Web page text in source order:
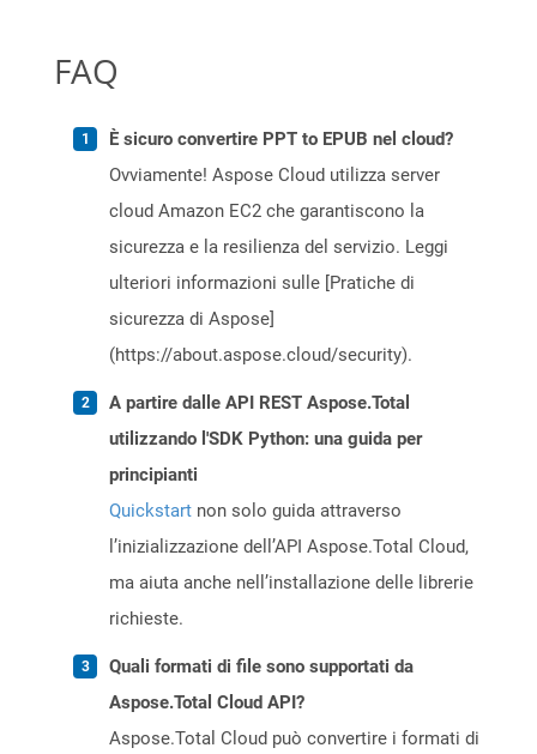
FAQ
È sicuro convertire PPT to EPUB nel cloud?
Ovviamente! Aspose Cloud utilizza server
cloud Amazon EC2 che garantiscono la
sicurezza e la resilienza del servizio. Leggi
ulteriori informazioni sulle [Pratiche di
sicurezza di Aspose]
(https://about.aspose.cloud/security).
A partire dalle API REST Aspose.Total
utilizzando l'SDK Python: una guida per
principianti
Quickstart non solo guida attraverso
l’inizializzazione dell’API Aspose.Total Cloud,
ma aiuta anche nell’installazione delle librerie
richieste.
Quali formati di file sono supportati da
Aspose.Total Cloud API?
Aspose.Total Cloud può convertire i formati di